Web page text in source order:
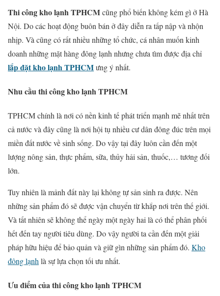
Thi công kho lạnh TPHCMcũng phổ biến không kém gì ở Hà
Nội. Do các hoạt động buôn bán ở đây diễn ra tấp nập và nhộn
nhịp. Và cũng có rất nhiều những tổ chức, cá nhân muốn kinh
doanh những mặt hàng đông lạnh nhưng chưa tìm được địa chỉ
lắp đặt kho lạnh TPHCMưng ý nhất.
Nhu cầu thi công kho lạnh TPHCM
TPHCM chính là nơi có nền kinh tế phát triển mạnh mẽ nhất trên
cả nước và đây cũng là nơi hội tụ nhiều cư dân đông đúc trên mọi
miền đất nước về sinh sống. Do vậy tại đây luôn cần đến một
lượng nông sản, thực phẩm, sữa, thủy hải sản, thuốc,… tương đối
lớn.
Tuy nhiên là mảnh đất này lại không tự sản sinh ra được. Nên
những sản phẩm đó sẽ được vận chuyển từ khắp nơi trên thế giới.
Và tất nhiên sẽ không thể ngày một ngày hai là có thể phân phối
hết đến tay người tiêu dùng. Do vậy người ta cần đến một giải
pháp hữu hiệu để bảo quản và giữ gìn những sản phẩm đó. Kho
đông lạnh là sự lựa chọn tối ưu nhất.
Ưu điểm của thi công kho lạnh TPHCM